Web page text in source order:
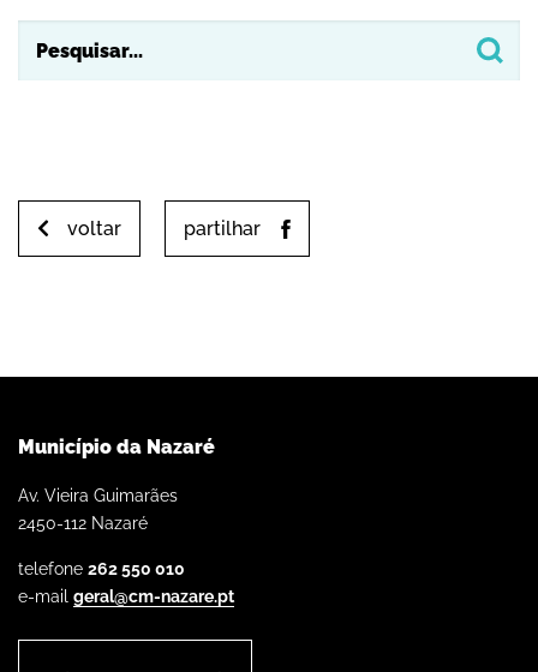
voltar partilhar
Município da Nazaré
Av. Vieira Guimarães
2450-112 Nazaré
telefone 262 550 010
e-mail geral@cm-nazare.pt